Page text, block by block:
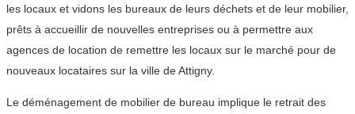
les locaux et vidons les bureaux de leurs déchets et de leur mobilier,
prêts à accueillir de nouvelles entreprises ou à permettre aux
agences de location de remettre les locaux sur le marché pour de
nouveaux locataires sur la ville de Attigny.
Le déménagement de mobilier de bureau implique le retrait des